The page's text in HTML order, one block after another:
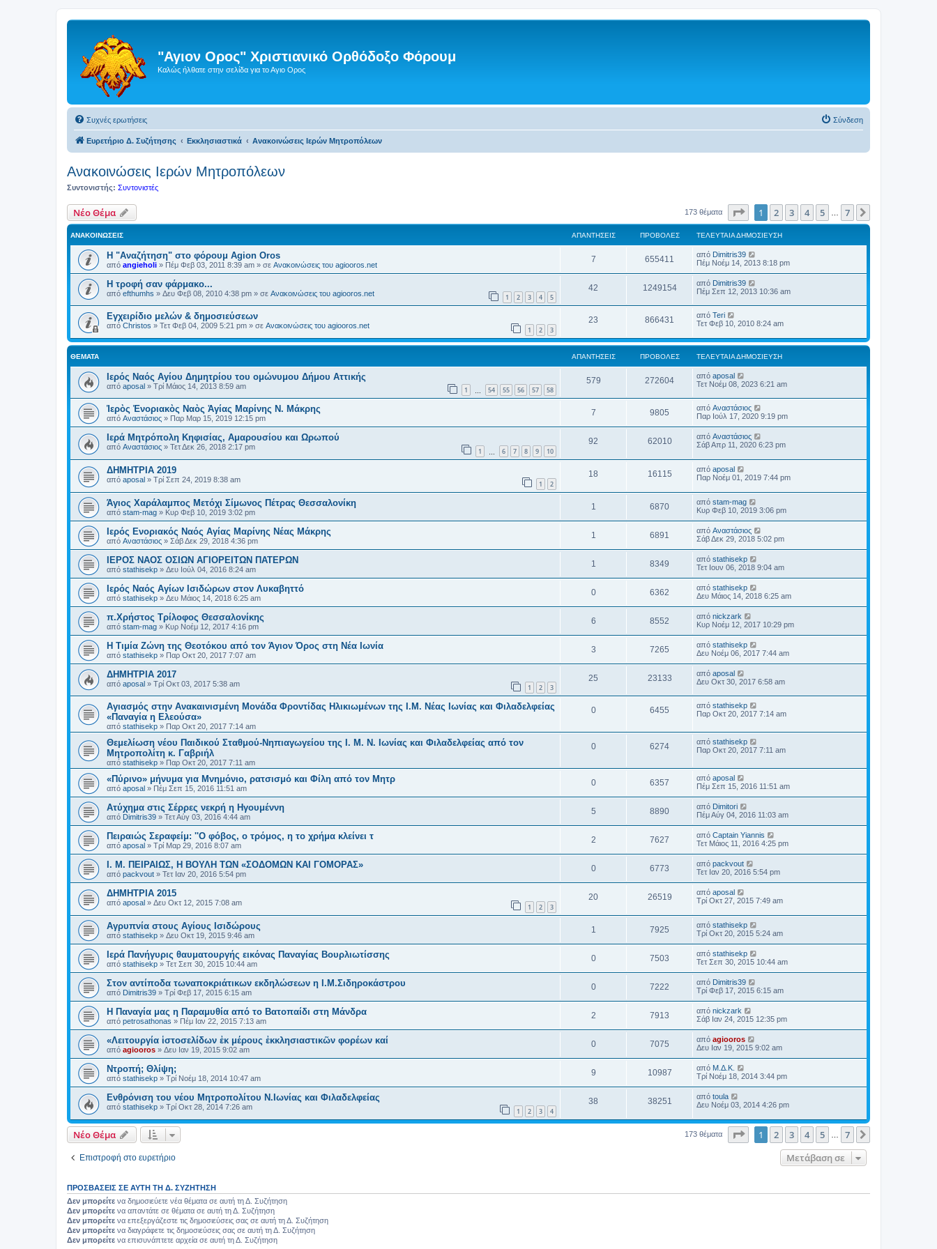
"Αγιον Ορος" Χριστιανικό Ορθόδοξο Φόρουμ
Καλώς ήλθατε στην σελίδα για το Αγιο Ορος
Συχνές ερωτήσεις Σύνδεση
Ευρετήριο Δ. Συζήτησης Εκκλησιαστικά Ανακοινώσεις Ιερών Μητροπόλεων
Ανακοινώσεις Ιερών Μητροπόλεων
Συντονιστής: Συντονιστές
Νέο Θέμα 173 θέματα Σελίδα1 από 7
1 2 3 4 5 7
ΑΝΑΚΟΙΝΏΣΕΙΣ ΑΠΑΝΤΉΣΕΙΣ ΠΡΟΒΟΛΈΣ ΤΕΛΕΥΤΑΊΑ ΔΗΜΟΣΊΕΥΣΗ
Η "Αναζήτηση" στο φόρουμ Agion Oros
από angieholi » Πέμ Φεβ 03, 2011 8:39 am » σε Ανακοινώσεις του agiooros.net
7 655411 από Dimitris39
Πέμ Νοέμ 14, 2013 8:18 pm
H τροφή σαν φάρμακο...
από efthumhs » Δευ Φεβ 08, 2010 4:38 pm » σε Ανακοινώσεις του agiooros.net 1 2 3 4 5
42 1249154 από Dimitris39
Πέμ Σεπ 12, 2013 10:36 am
Εγχειρίδιο μελών & δημοσιεύσεων
από Christos » Τετ Φεβ 04, 2009 5:21 pm » σε Ανακοινώσεις του agiooros.net 1 2 3
23 866431 από Teri
Τετ Φεβ 10, 2010 8:24 am
ΘΈΜΑΤΑ ΑΠΑΝΤΉΣΕΙΣ ΠΡΟΒΟΛΈΣ ΤΕΛΕΥΤΑΊΑ ΔΗΜΟΣΊΕΥΣΗ
Ιερός Ναός Αγίου Δημητρίου του ομώνυμου Δήμου Αττικής
από aposal » Τρί Μάιος 14, 2013 8:59 am 1 54 55 56 57 58
579 272604 από aposal
Τετ Νοέμ 08, 2023 6:21 am
Ἱερὸς Ἐνοριακὸς Ναὸς Ἁγίας Μαρίνης Ν. Μάκρης
από Αναστάσιος » Παρ Μαρ 15, 2019 12:15 pm
7 9805 από Αναστάσιος
Παρ Ιούλ 17, 2020 9:19 pm
Ιερά Μητρόπολη Κηφισίας, Αμαρουσίου και Ωρωπού
από Αναστάσιος » Τετ Δεκ 26, 2018 2:17 pm 1 6 7 8 9 10
92 62010 από Αναστάσιος
Σάβ Απρ 11, 2020 6:23 pm
ΔΗΜΗΤΡΙΑ 2019
από aposal » Τρί Σεπ 24, 2019 8:38 am 1 2
18 16115 από aposal
Παρ Νοέμ 01, 2019 7:44 pm
Άγιος Χαράλαμπος Μετόχι Σίμωνος Πέτρας Θεσσαλονίκη
από stam-mag » Κυρ Φεβ 10, 2019 3:02 pm
1 6870 από stam-mag
Κυρ Φεβ 10, 2019 3:06 pm
Ιερός Ενοριακός Ναός Αγίας Μαρίνης Νέας Μάκρης
από Αναστάσιος » Σάβ Δεκ 29, 2018 4:36 pm
1 6891 από Αναστάσιος
Σάβ Δεκ 29, 2018 5:02 pm
ΙΕΡΟΣ ΝΑΟΣ ΟΣΙΩΝ ΑΓΙΟΡΕΙΤΩΝ ΠΑΤΕΡΩΝ
από stathisekp » Δευ Ιούλ 04, 2016 8:24 am
1 8349 από stathisekp
Τετ Ιουν 06, 2018 9:04 am
Ιερός Ναός Αγίων Ισιδώρων στον Λυκαβηττό
από stathisekp » Δευ Μάιος 14, 2018 6:25 am
0 6362 από stathisekp
Δευ Μάιος 14, 2018 6:25 am
π.Χρήστος Τρίλοφος Θεσσαλονίκης
από stam-mag » Κυρ Νοέμ 12, 2017 4:16 pm
6 8552 από nickzark
Κυρ Νοέμ 12, 2017 10:29 pm
Η Τιμία Ζώνη της Θεοτόκου από τον Άγιον Όρος στη Νέα Ιωνία
από stathisekp » Παρ Οκτ 20, 2017 7:07 am
3 7265 από stathisekp
Δευ Νοέμ 06, 2017 7:44 am
ΔΗΜΗΤΡΙΑ 2017
από aposal » Τρί Οκτ 03, 2017 5:38 am 1 2 3
25 23133 από aposal
Δευ Οκτ 30, 2017 6:58 am
Αγιασμός στην Ανακαινισμένη Μονάδα Φροντίδας Ηλικιωμένων της Ι.Μ. Νέας Ιωνίας και Φιλαδελφείας
«Παναγία η Ελεούσα»
από stathisekp » Παρ Οκτ 20, 2017 7:14 am
0 6455 από stathisekp
Παρ Οκτ 20, 2017 7:14 am
Θεμελίωση νέου Παιδικού Σταθμού-Νηπιαγωγείου της Ι. Μ. Ν. Ιωνίας και Φιλαδελφείας από τον
Μητροπολίτη κ. Γαβριήλ
από stathisekp » Παρ Οκτ 20, 2017 7:11 am
0 6274 από stathisekp
Παρ Οκτ 20, 2017 7:11 am
«Πύρινο» μήνυμα για Μνημόνιο, ρατσισμό και Φίλη από τον Μητρ
από aposal » Πέμ Σεπ 15, 2016 11:51 am
0 6357 από aposal
Πέμ Σεπ 15, 2016 11:51 am
Ατύχημα στις Σέρρες νεκρή η Ηγουμέννη
από Dimitris39 » Τετ Αύγ 03, 2016 4:44 am
5 8890 από Dimitori
Πέμ Αύγ 04, 2016 11:03 am
Πειραιώς Σεραφείμ: ''Ο φόβος, ο τρόμος, η το χρήμα κλείνει τ
από aposal » Τρί Μαρ 29, 2016 8:07 am
2 7627 από Captain Yiannis
Τετ Μάιος 11, 2016 4:25 pm
Ι. Μ. ΠΕΙΡΑΙΩΣ, Η ΒΟΥΛΗ ΤΩΝ «ΣΟΔΟΜΩΝ ΚΑΙ ΓΟΜΟΡΑΣ»
από packvout » Τετ Ιαν 20, 2016 5:54 pm
0 6773 από packvout
Τετ Ιαν 20, 2016 5:54 pm
ΔΗΜΗΤΡΙΑ 2015
από aposal » Δευ Οκτ 12, 2015 7:08 am 1 2 3
20 26519 από aposal
Τρί Οκτ 27, 2015 7:49 am
Αγρυπνία στους Αγίους Ισιδώρους
από stathisekp » Δευ Οκτ 19, 2015 9:46 am
1 7925 από stathisekp
Τρί Οκτ 20, 2015 5:24 am
Ιερά Πανήγυρις θαυματουργής εικόνας Παναγίας Βουρλιωτίσσης
από stathisekp » Τετ Σεπ 30, 2015 10:44 am
0 7503 από stathisekp
Τετ Σεπ 30, 2015 10:44 am
Στον αντίποδα τωναποκριάτικων εκδηλώσεων η Ι.Μ.Σιδηροκάστρου
από Dimitris39 » Τρί Φεβ 17, 2015 6:15 am
0 7222 από Dimitris39
Τρί Φεβ 17, 2015 6:15 am
Η Παναγία μας η Παραμυθία από το Βατοπαίδι στη Μάνδρα
από petrosathonas » Πέμ Ιαν 22, 2015 7:13 am
2 7913 από nickzark
Σάβ Ιαν 24, 2015 12:35 pm
«Λειτουργία ἱστοσελίδων ἐκ μέρους ἐκκλησιαστικῶν φορέων καί
από agiooros » Δευ Ιαν 19, 2015 9:02 am
0 7075 από agiooros
Δευ Ιαν 19, 2015 9:02 am
Ντροπή; Θλίψη;
από stathisekp » Τρί Νοέμ 18, 2014 10:47 am
9 10987 από Μ.Δ.Κ.
Τρί Νοέμ 18, 2014 3:44 pm
Ενθρόνιση του νέου Μητροπολίτου Ν.Ιωνίας και Φιλαδελφείας
από stathisekp » Τρί Οκτ 28, 2014 7:26 am 1 2 3 4
38 38251 από toula
Δευ Νοέμ 03, 2014 4:26 pm
Νέο Θέμα 173 θέματα Σελίδα1 από 7
1 2 3 4 5 7
Επιστροφή στο ευρετήριο Μετάβαση σε
ΠΡΟΣΒΆΣΕΙΣ ΣΕ ΑΥΤΉ ΤΗ Δ. ΣΥΖΉΤΗΣΗ
Δεν μπορείτε να δημοσιεύετε νέα θέματα σε αυτή τη Δ. Συζήτηση
Δεν μπορείτε να απαντάτε σε θέματα σε αυτή τη Δ. Συζήτηση
Δεν μπορείτε να επεξεργάζεστε τις δημοσιεύσεις σας σε αυτή τη Δ. Συζήτηση
Δεν μπορείτε να διαγράφετε τις δημοσιεύσεις σας σε αυτή τη Δ. Συζήτηση
Δεν μπορείτε να επισυνάπτετε αρχεία σε αυτή τη Δ. Συζήτηση